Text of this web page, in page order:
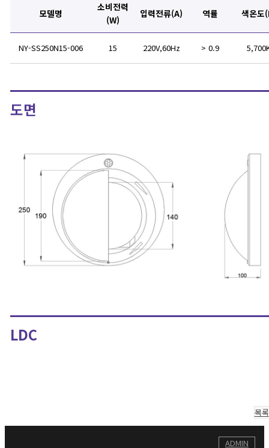
모델명
소비전력
(W)
입력전류(A) 역률 색온도
NY-SS250N15-006 15 220V,60Hz > 0.9
도면
LDC
목록
ADMIN